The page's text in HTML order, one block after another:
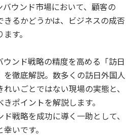
ウンド市場において、顧客の
きるかどうかは、ビジネスの成否
す。
ンド戦略の精度を高める「訪日
徹底解説。数多くの訪日外国人
いごとではない現場の実態と、
ポイントを解説します。
戦略を成功に導く一助として、
いです。